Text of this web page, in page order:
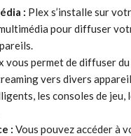
: Plex s’installe sur
pour diffuser
vous permet de diffuser
vers divers
les consoles de jeu,
: Vous pouvez accéder à